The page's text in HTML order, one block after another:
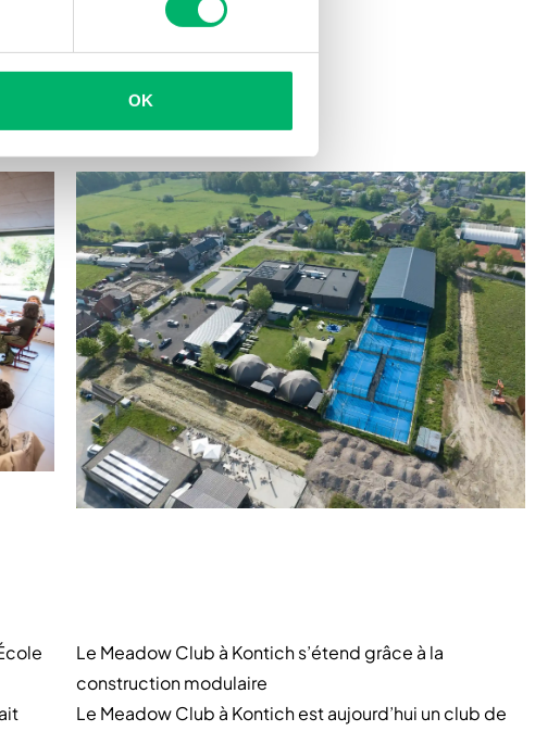
OK
ici quelques-uns de nos
Le Meadow Club à Kontich s’étend grâce à la
construction modulaire
Le Meadow Club à Kontich est aujourd’hui un club de